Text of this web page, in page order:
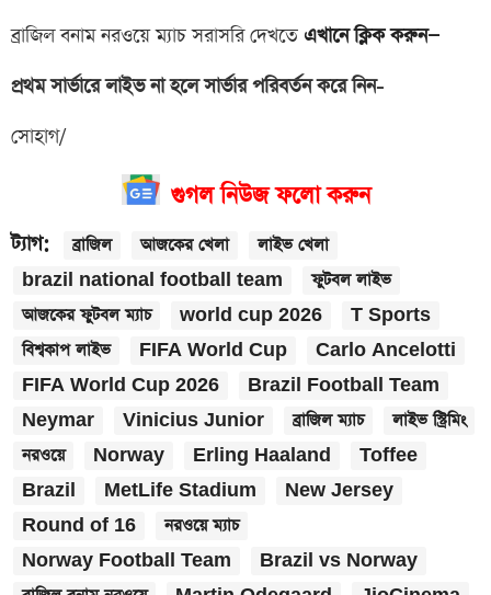
ব্রাজিল বনাম নরওয়ে ম্যাচ সরাসরি দেখতে এখানে ক্লিক করুন—
প্রথম সার্ভারে লাইভ না হলে সার্ভার পরিবর্তন করে নিন-
সোহাগ/
গুগল নিউজ ফলো করুন
ট্যাগ: ব্রাজিল আজকের খেলা
লাইভ খেলা
brazil national football team
ফুটবল লাইভ
আজকের ফুটবল ম্যাচ
world cup 2026
T Sports
বিশ্বকাপ লাইভ
FIFA World Cup
Carlo Ancelotti
FIFA World Cup 2026
Brazil Football Team
Neymar
Vinicius Junior ব্রাজিল ম্যাচ
লাইভ স্ট্রিমিং
নরওয়ে
Norway Erling Haaland
Toffee
Brazil
MetLife Stadium
New Jersey
Round of 16
নরওয়ে ম্যাচ
Norway Football Team
Brazil vs Norway